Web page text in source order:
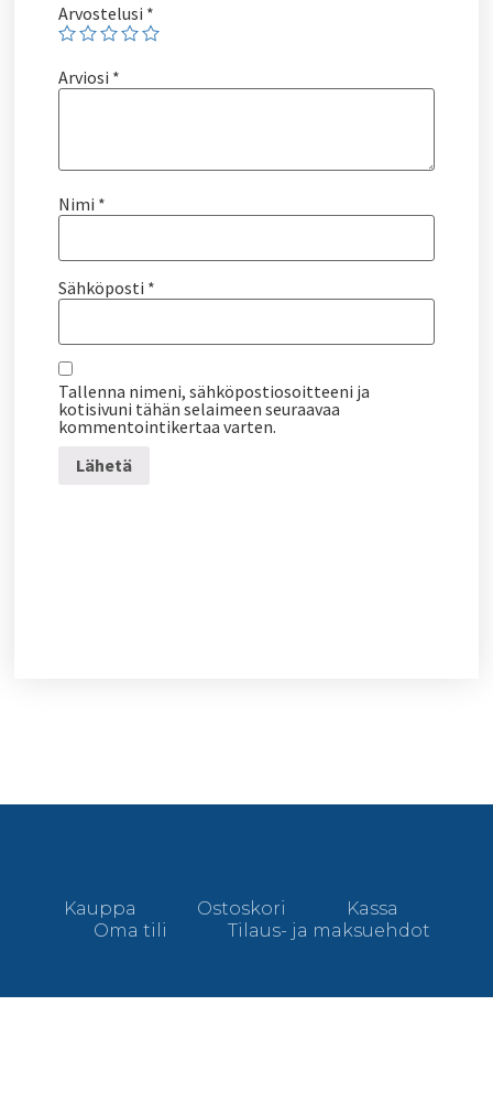
Arvostelusi *
Arviosi *
Nimi *
Sähköposti *
Tallenna nimeni, sähköpostiosoitteeni ja
kotisivuni tähän selaimeen seuraavaa
kommentointikertaa varten.
Kauppa Ostoskori
Kassa
Oma tili
Tilaus- ja maksuehdot